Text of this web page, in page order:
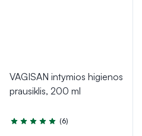
VAGISAN intymios higienos
prausiklis, 200 ml
Įvertinimas 5.0 iš 5
(6)